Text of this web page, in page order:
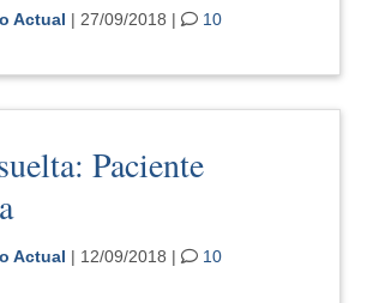
Actual | 27/09/2018 |
10
Paciente
Actual | 12/09/2018 |
10